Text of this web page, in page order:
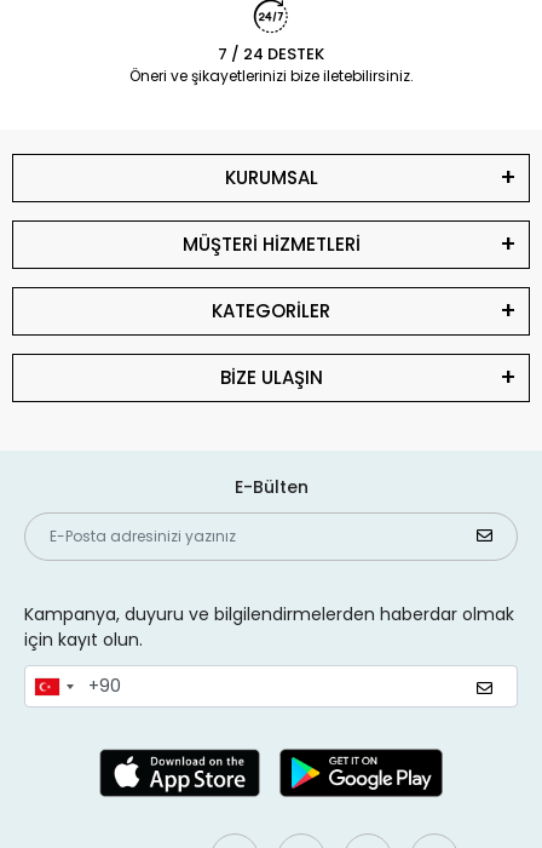
7 / 24 DESTEK
Öneri ve şikayetlerinizi bize iletebilirsiniz.
KURUMSAL
MÜŞTERİ HİZMETLERİ
KATEGORİLER
BİZE ULAŞIN
E-Bülten
Kampanya, duyuru ve bilgilendirmelerden haberdar olmak
için kayıt olun.